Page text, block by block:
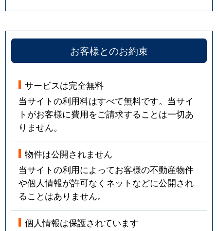
お客様とのお約束
サービスは完全無料
当サイトの利用料はすべて無料です。当サイ
トがお客様に費用をご請求することは一切あ
りません。
物件は公開されません
当サイトの利用によってお客様の不動産物件
や個人情報が許可なくネットなどに公開され
ることはありません。
個人情報は保護されています